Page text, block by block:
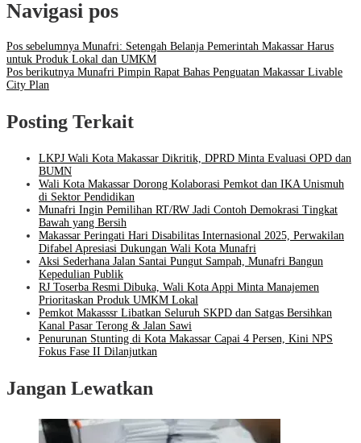
Navigasi pos
Pos sebelumnya Munafri: Setengah Belanja Pemerintah Makassar Harus
untuk Produk Lokal dan UMKM
Pos berikutnya Munafri Pimpin Rapat Bahas Penguatan Makassar Livable
City Plan
Posting Terkait
LKPJ Wali Kota Makassar Dikritik, DPRD Minta Evaluasi OPD dan
BUMN
Wali Kota Makassar Dorong Kolaborasi Pemkot dan IKA Unismuh
di Sektor Pendidikan
Munafri Ingin Pemilihan RT/RW Jadi Contoh Demokrasi Tingkat
Bawah yang Bersih
Makassar Peringati Hari Disabilitas Internasional 2025, Perwakilan
Difabel Apresiasi Dukungan Wali Kota Munafri
Aksi Sederhana Jalan Santai Pungut Sampah, Munafri Bangun
Kepedulian Publik
RJ Toserba Resmi Dibuka, Wali Kota Appi Minta Manajemen
Prioritaskan Produk UMKM Lokal
Pemkot Makasssr Libatkan Seluruh SKPD dan Satgas Bersihkan
Kanal Pasar Terong & Jalan Sawi
Penurunan Stunting di Kota Makassar Capai 4 Persen, Kini NPS
Fokus Fase II Dilanjutkan
Jangan Lewatkan